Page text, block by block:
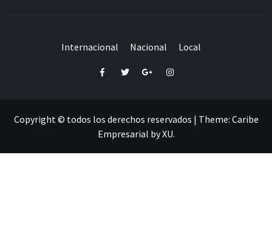
Internacional Nacional Local
FacebookTwitterGoogle+Instagram
Copyright © todos los derechos reservados | Theme: Caribe
Empresarial byXU.